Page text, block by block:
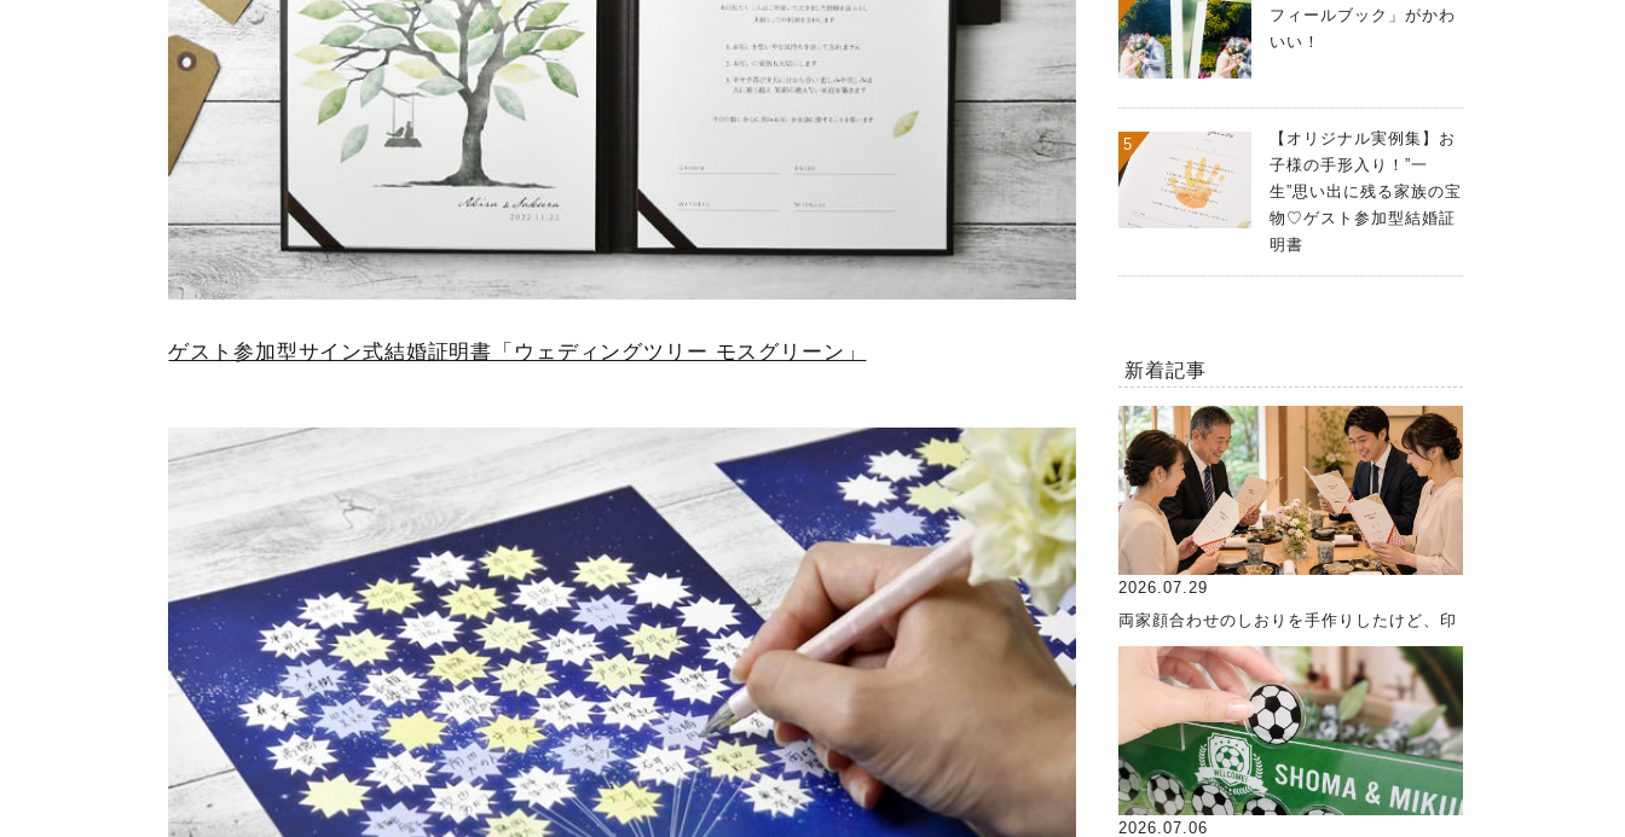
ゲスト参加型サイン式結婚証明書「ウェディングツリー モスグリーン」
フィールブック」がかわ
いい！
【オリジナル実例集】お
子様の手形入り！”一
生”思い出に残る家族の宝
物♡ゲスト参加型結婚証
明書
新着記事
2026.07.29
両家顔合わせのしおりを手作りしたけど、印
2026.07.06